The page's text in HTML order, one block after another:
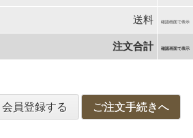
送料 確認画面で表示
注文合計 確認画面で表示
会員登録する ご注文手続きへ